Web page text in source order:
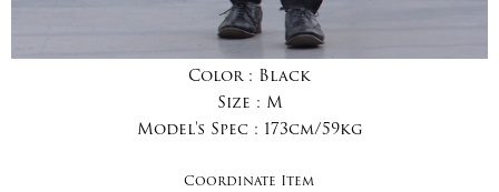
Color : Black
Size : M
Model's Spec : 173cm/59kg
Coordinate Item